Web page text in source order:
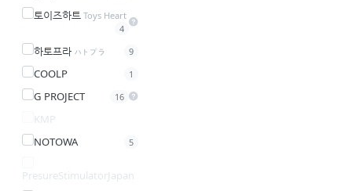
토이즈하트 Toys Heart
4
하토프라 ハトプラ 9
COOLP 1
G PROJECT 16
KMP
NOTOWA
5
PresureStimulatorJapan